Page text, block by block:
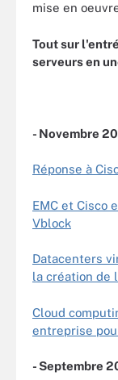
mise en
Tout sur
serveurs en
- Novembre
Réponse à
EMC et Cisco
Vblock
Datacenters
la création de
Cloud
entreprise
- Septembre